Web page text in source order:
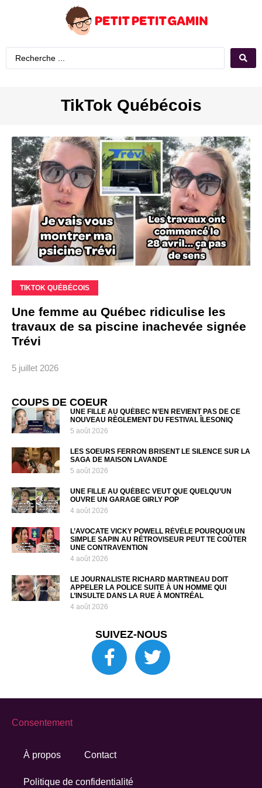
TikTok Québécois
TIKTOK QUÉBÉCOIS
Une femme au Québec ridiculise les
travaux de sa piscine inachevée signée
Trévi
5 juillet 2026
COUPS DE COEUR
UNE FILLE AU QUÉBEC N’EN REVIENT PAS DE CE
NOUVEAU RÈGLEMENT DU FESTIVAL ÎLESONIQ
5 août 2026
LES SOEURS FERRON BRISENT LE SILENCE SUR LA
SAGA DE MAISON LAVANDE
5 août 2026
UNE FILLE AU QUÉBEC VEUT QUE QUELQU’UN
OUVRE UN GARAGE GIRLY POP
4 août 2026
L’AVOCATE VICKY POWELL RÉVÈLE POURQUOI UN
SIMPLE SAPIN AU RÉTROVISEUR PEUT TE COÛTER
UNE CONTRAVENTION
4 août 2026
LE JOURNALISTE RICHARD MARTINEAU DOIT
APPELER LA POLICE SUITE À UN HOMME QUI
L’INSULTE DANS LA RUE À MONTRÉAL
4 août 2026
SUIVEZ-NOUS
À propos Contact
Politique de confidentialité
Consentement